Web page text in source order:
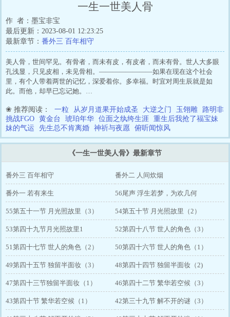
一生一世美人骨
作 者：墨宝非宝
最后更新：2023-08-01 12:23:25
最新章节： 番外三 百年相守
美人骨，世间罕见。有骨者，而未有皮，有皮者，而未有骨。世人大多眼
孔浅显，只见皮相，未见骨相。————————如果在现在这个社会
里，有个人带着两世的记忆，深爱着你。多幸福。时宜对周生辰就是如
此。而他，却早已忘记她。…
❀ 推荐阅读： 一粒 从岁月道果开始成圣 大逆之门 玉翎雕
路明非
挑战FGO 黄金台 琥珀年华 位面之纨绔生涯 重生后我抢了福宝妹
妹的气运
先生总不肯离婚 神祈与夜愿 俯听闻惊风
《一生一世美人骨》最新章节
番外三 百年相守 番外二 人间炊烟
番外一 若有来生 56尾声 浮生若梦，为欢几何
55第五十一节 月光照故里（3） 54第五十节 月光照故里（2）
53第四十九节月光照故里1 52第四十八节 世人的角色（3）
51第四十七节 世人的角色（2） 50第四十六节 世人的角色（1）
49第四十五节 独留半面妆（3） 48第四十四节 独留半面妆（2)
47第四十三节独留半面妆（1） 46第四十二节 繁华若空候（3）
43第四十节 繁华若空候（1） 42第三十九节 解不开的谜（3）